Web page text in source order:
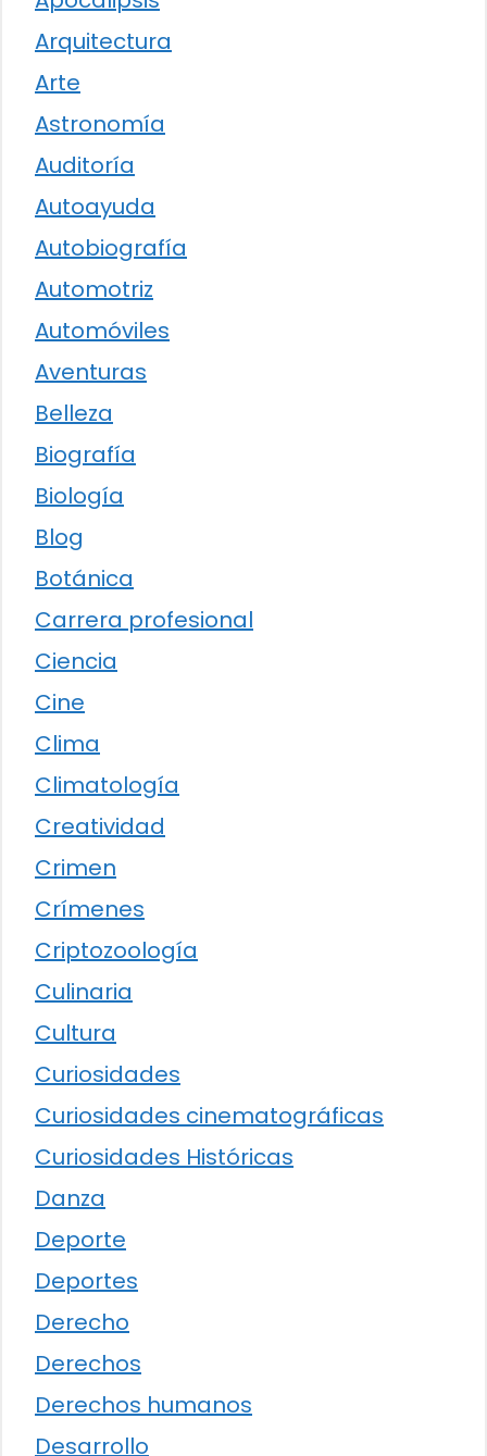
Arquitectura
Arte
Astronomía
Auditoría
Autoayuda
Autobiografía
Automotriz
Automóviles
Aventuras
Belleza
Biografía
Biología
Blog
Botánica
Carrera profesional
Ciencia
Cine
Clima
Climatología
Creatividad
Crimen
Crímenes
Criptozoología
Culinaria
Cultura
Curiosidades
Curiosidades cinematográficas
Curiosidades Históricas
Danza
Deporte
Deportes
Derecho
Derechos
Derechos humanos
Desarrollo